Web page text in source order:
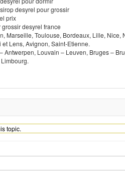
desyrel pour grossir
prix
desyrel france
Marseille, Toulouse, Bordeaux, Lille,
et Lens, Avignon, Saint-Etienne.
Antwerpen, Louvain – Leuven, Bruges –
topic.